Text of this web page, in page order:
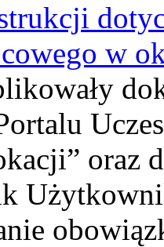
w
oraz